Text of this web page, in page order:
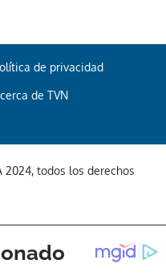
de privacidad
de TVN
todos los derechos